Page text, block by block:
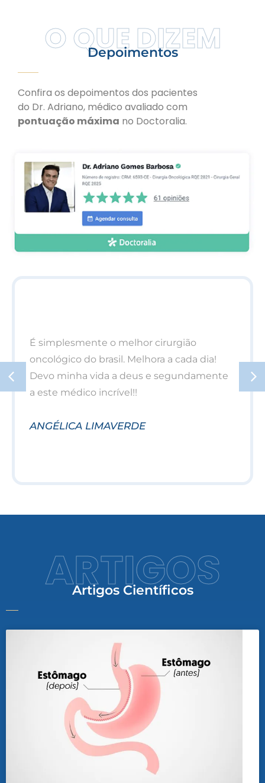
O QUE DIZEM
Depoimentos
Confira os depoimentos dos pacientes
do Dr. Adriano, médico avaliado com
pontuação máxima no Doctoralia.
É simplesmente o melhor cirurgião
oncológico do brasil. Melhora a cada dia!
Devo minha vida a deus e segundamente
a este médico incrível!!
ANGÉLICA LIMAVERDE
ARTIGOS
Artigos Científicos